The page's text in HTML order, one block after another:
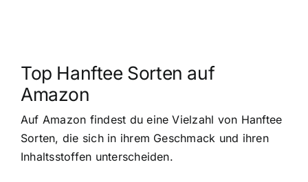
Top Hanftee Sorten auf
Amazon
Auf Amazon findest du eine Vielzahl von Hanftee
Sorten, die sich in ihrem Geschmack und ihren
Inhaltsstoffen unterscheiden.